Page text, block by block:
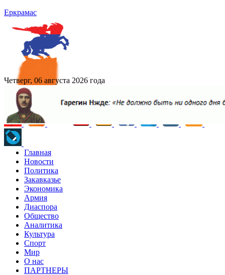
Еркрамас
Четверг, 06 августа 2026 года
Главная
Новости
Политика
Закавказье
Экономика
Армия
Диаспора
Общество
Аналитика
Культура
Спорт
Мир
О нас
ПАРТНЕРЫ